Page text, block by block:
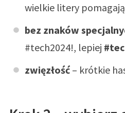
wielkie litery
bez znaków
#tech2024!, lepiej
zwięzłość– krótkie